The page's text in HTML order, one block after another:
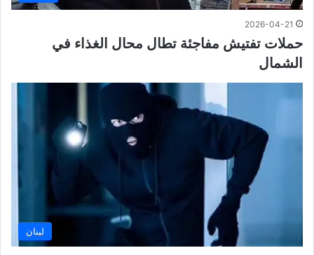
2026-04-21
حملات تفتيش مفاجئة تطال محال الغذاء في
الشمال
لبنان